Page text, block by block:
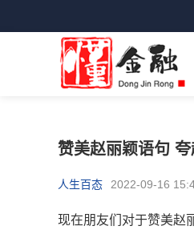
赞美赵丽颖语句
人生百态 2022-09-16
现在朋友们对于赞美赵